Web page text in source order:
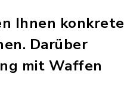
Ihnen konkrete
Darüber
mit Waffen